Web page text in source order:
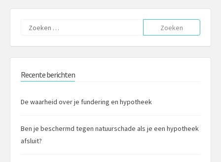
Zoeken
naar:
Recente berichten
De waarheid over je fundering en hypotheek
Ben je beschermd tegen natuurschade als je een hypotheek
afsluit?